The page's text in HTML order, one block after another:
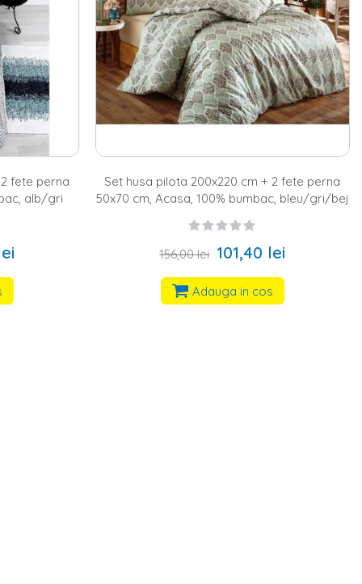
fete perna
alb/gri
Set husa pilota 200x220 cm + 2 fete perna
50x70 cm, Acasa, 100% bumbac, bleu/gri/bej
156,00 lei 101,40 lei
Adauga in cos